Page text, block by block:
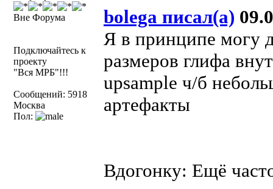
Вне Форума
Подключайтесь к
проекту
"Вся МРБ"!!!
Сообщений: 5918
Москва
Пол:
bolega писал(а)
Я в принципе могу
размеров глифа
upsample ч/б
артефакты
Вдогонку: Ещё